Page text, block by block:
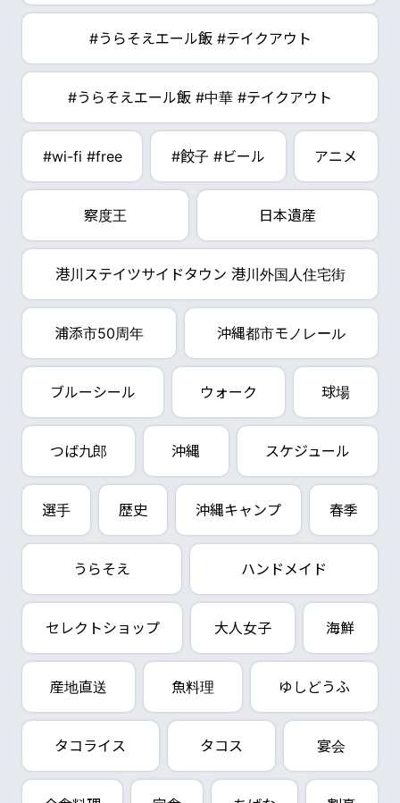
#うらそえエール飯 #テイクアウト
#うらそえエール飯 #中華 #テイクアウト
#wi-fi #free #餃子 #ビール アニメ
察度王 日本遺産
港川ステイツサイドタウン 港川外国人住宅街
浦添市50周年 沖縄都市モノレール
ブルーシール ウォーク 球場
つば九郎 沖縄 スケジュール
選手 歴史 沖縄キャンプ 春季
うらそえ ハンドメイド
セレクトショップ 大人女子 海鮮
産地直送 魚料理 ゆしどうふ
タコライス タコス 宴会